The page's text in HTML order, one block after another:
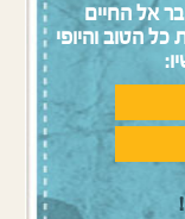
אל החיים
הטוב והיופי